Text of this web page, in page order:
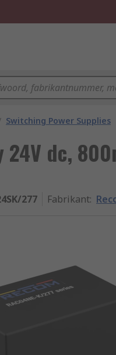
Switching Power Supplies
24V dc,
277 Fabrikant: